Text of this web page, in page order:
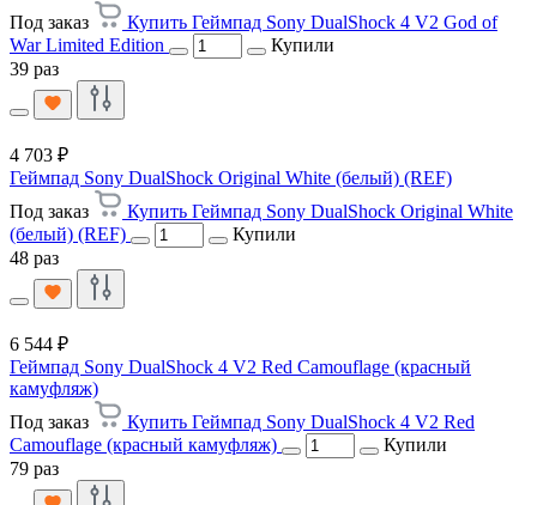
Под заказ
Купить Геймпад Sony DualShock 4 V2 God of
War Limited Edition
Купили
39 раз
4 703 ₽
Геймпад Sony DualShock Original White (белый) (REF)
Под заказ
Купить Геймпад Sony DualShock Original White
(белый) (REF)
Купили
48 раз
6 544 ₽
Геймпад Sony DualShock 4 V2 Red Camouflage (красный
камуфляж)
Под заказ
Купить Геймпад Sony DualShock 4 V2 Red
Camouflage (красный камуфляж)
Купили
79 раз